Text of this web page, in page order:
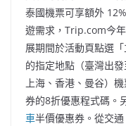
泰國機票可享額外
遊需求，Trip.com今
展期間於活動頁點選
的指定地點（臺灣出
上海、香港、曼谷）
券的8折優惠程式碼。
車半價優惠券。從交